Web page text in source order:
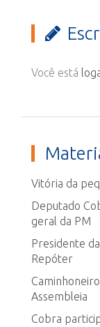
Você está
Vitória da
Deputado
geral da PM
Presidente
Repóter
Assembleia
Cobra